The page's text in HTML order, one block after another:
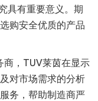
具有重要意义。期
购安全优质的产品
商，TUV莱茵在显示
对市场需求的分析
务，帮助制造商严